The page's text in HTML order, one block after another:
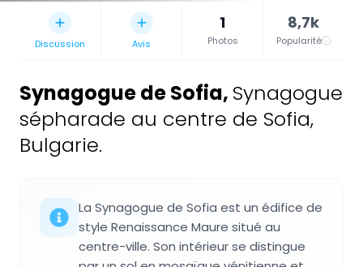
Discussion Avis
1
Photos
8,7k
Popularité
Synagogue de Sofia, Synagogue
sépharade au centre de Sofia,
Bulgarie.
La Synagogue de Sofia est un édifice de
style Renaissance Maure situé au
centre-ville. Son intérieur se distingue